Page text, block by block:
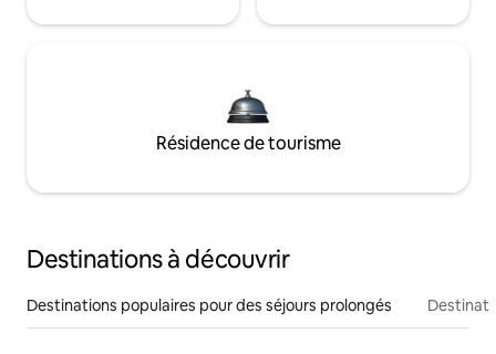
Résidence de tourisme
Destinations à découvrir
Destinations populaires pour des séjours prolongés